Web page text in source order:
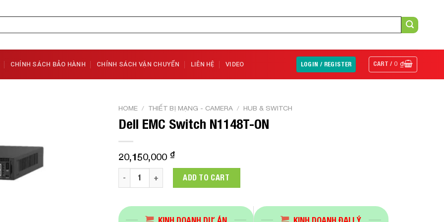
CHÍNH SÁCH BẢO HÀNH CHÍNH SÁCH VẬN CHUYỂN LIÊN HỆ VIDEO LOGIN / REGISTER CART /0₫
HOME / THIẾT BỊ MẠNG - CAMERA / HUB & SWITCH
Dell EMC Switch N1148T-ON
20,150,000 ₫
Dell EMC Switch N1148T-ON quantity
ADD TO CART